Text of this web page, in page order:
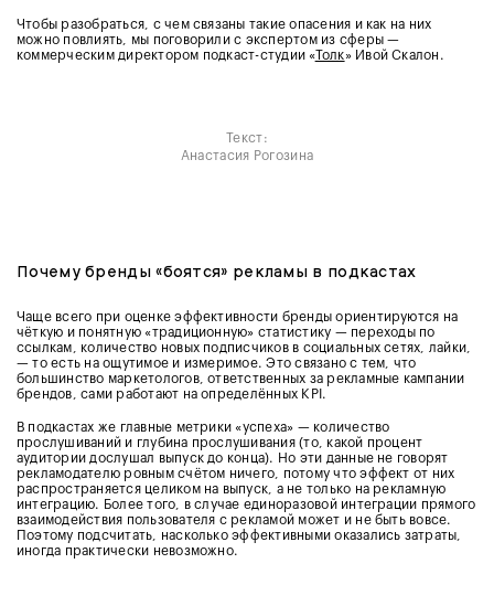
Чтобы разобраться, с чем связаны такие опасения и как на них
можно повлиять, мы поговорили с экспертом из сферы —
коммерческим директором подкаст-студии «Толк» Ивой Скалон.
Текст:
Анастасия Рогозина
Почему бренды «боятся» рекламы в подкастах
Чаще всего при оценке эффективности бренды ориентируются на
чёткую и понятную «традиционную» статистику — переходы по
ссылкам, количество новых подписчиков в социальных сетях, лайки,
— то есть на ощутимое и измеримое. Это связано с тем, что
большинство маркетологов, ответственных за рекламные кампании
брендов, сами работают на определённых KPI.
В подкастах же главные метрики «успеха» — количество
прослушиваний и глубина прослушивания (то, какой процент
аудитории дослушал выпуск до конца). Но эти данные не говорят
рекламодателю ровным счётом ничего, потому что эффект от них
распространяется целиком на выпуск, а не только на рекламную
интеграцию. Более того, в случае единоразовой интеграции прямого
взаимодействия пользователя с рекламой может и не быть вовсе.
Поэтому подсчитать, насколько эффективными оказались затраты,
иногда практически невозможно.